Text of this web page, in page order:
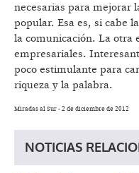
necesarias para mejorar
popular. Esa es, si cabe
la comunicación. La otra
empresariales.
poco estimulante para
riqueza y la palabra.
Miradas al Sur - 2 de diciembre de 2012
NOTICIAS